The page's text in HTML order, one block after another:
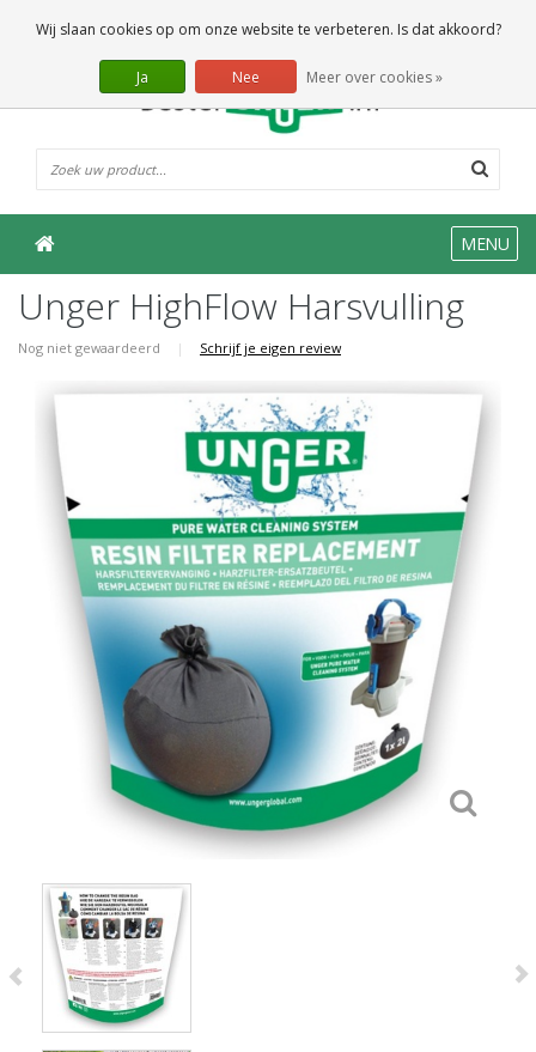
0 Artikelen
MENU
Unger HighFlow Harsvulling
Nog niet gewaardeerd | Schrijf je eigen review
Wij slaan cookies op om onze website te verbeteren. Is dat akkoord?
Ja Nee Meer over cookies »